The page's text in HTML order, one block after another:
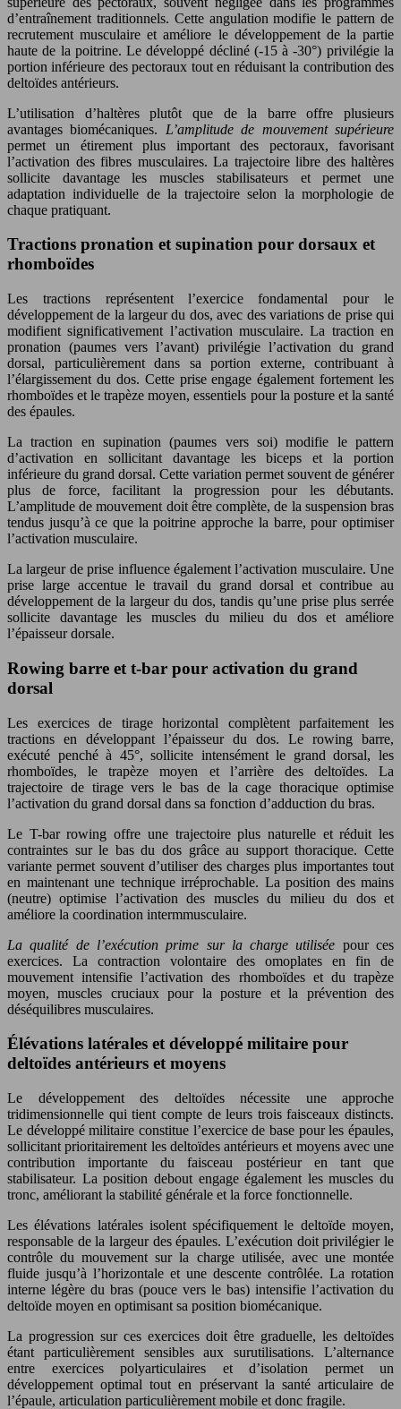
d’entraînement traditionnels. Cette angulation modifie le pattern de
recrutement musculaire et améliore le développement de la partie
haute de la poitrine. Le développé décliné (-15 à -30°) privilégie la
portion inférieure des pectoraux tout en réduisant la contribution des
deltoïdes antérieurs.
L’utilisation d’haltères plutôt que de la barre offre plusieurs
avantages biomécaniques. L’amplitude de mouvement supérieure
permet un étirement plus important des pectoraux, favorisant
l’activation des fibres musculaires. La trajectoire libre des haltères
sollicite davantage les muscles stabilisateurs et permet une
adaptation individuelle de la trajectoire selon la morphologie de
chaque pratiquant.
Tractions pronation et supination pour dorsaux et
rhomboïdes
Les tractions représentent l’exercice fondamental pour le
développement de la largeur du dos, avec des variations de prise qui
modifient significativement l’activation musculaire. La traction en
pronation (paumes vers l’avant) privilégie l’activation du grand
dorsal, particulièrement dans sa portion externe, contribuant à
l’élargissement du dos. Cette prise engage également fortement les
rhomboïdes et le trapèze moyen, essentiels pour la posture et la santé
des épaules.
La traction en supination (paumes vers soi) modifie le pattern
d’activation en sollicitant davantage les biceps et la portion
inférieure du grand dorsal. Cette variation permet souvent de générer
plus de force, facilitant la progression pour les débutants.
L’amplitude de mouvement doit être complète, de la suspension bras
tendus jusqu’à ce que la poitrine approche la barre, pour optimiser
l’activation musculaire.
La largeur de prise influence également l’activation musculaire. Une
prise large accentue le travail du grand dorsal et contribue au
développement de la largeur du dos, tandis qu’une prise plus serrée
sollicite davantage les muscles du milieu du dos et améliore
l’épaisseur dorsale.
Rowing barre et t-bar pour activation du grand
dorsal
Les exercices de tirage horizontal complètent parfaitement les
tractions en développant l’épaisseur du dos. Le rowing barre,
exécuté penché à 45°, sollicite intensément le grand dorsal, les
rhomboïdes, le trapèze moyen et l’arrière des deltoïdes. La
trajectoire de tirage vers le bas de la cage thoracique optimise
l’activation du grand dorsal dans sa fonction d’adduction du bras.
Le T-bar rowing offre une trajectoire plus naturelle et réduit les
contraintes sur le bas du dos grâce au support thoracique. Cette
variante permet souvent d’utiliser des charges plus importantes tout
en maintenant une technique irréprochable. La position des mains
(neutre) optimise l’activation des muscles du milieu du dos et
améliore la coordination intermmusculaire.
La qualité de l’exécution prime sur la charge utilisée pour ces
exercices. La contraction volontaire des omoplates en fin de
mouvement intensifie l’activation des rhomboïdes et du trapèze
moyen, muscles cruciaux pour la posture et la prévention des
déséquilibres musculaires.
Élévations latérales et développé militaire pour
deltoïdes antérieurs et moyens
Le développement des deltoïdes nécessite une approche
tridimensionnelle qui tient compte de leurs trois faisceaux distincts.
Le développé militaire constitue l’exercice de base pour les épaules,
sollicitant prioritairement les deltoïdes antérieurs et moyens avec une
contribution importante du faisceau postérieur en tant que
stabilisateur. La position debout engage également les muscles du
tronc, améliorant la stabilité générale et la force fonctionnelle.
Les élévations latérales isolent spécifiquement le deltoïde moyen,
responsable de la largeur des épaules. L’exécution doit privilégier le
contrôle du mouvement sur la charge utilisée, avec une montée
fluide jusqu’à l’horizontale et une descente contrôlée. La rotation
interne légère du bras (pouce vers le bas) intensifie l’activation du
deltoïde moyen en optimisant sa position biomécanique.
La progression sur ces exercices doit être graduelle, les deltoïdes
étant particulièrement sensibles aux surutilisations. L’alternance
entre exercices polyarticulaires et d’isolation permet un
développement optimal tout en préservant la santé articulaire de
l’épaule, articulation particulièrement mobile et donc fragile.